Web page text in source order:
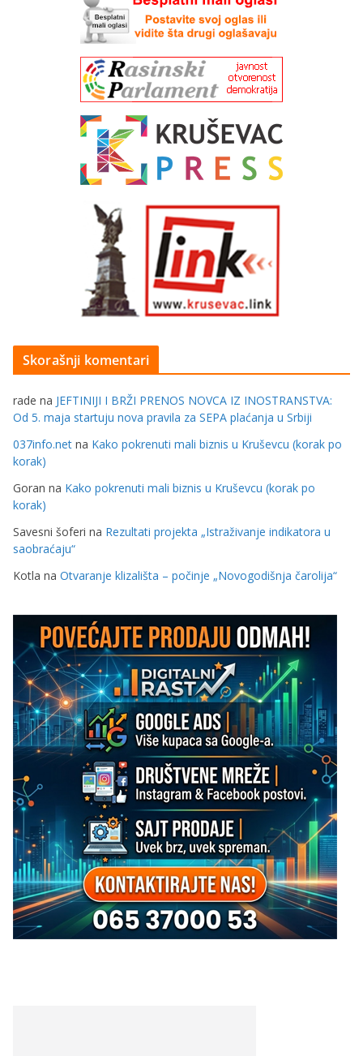
Skorašnji komentari
rade na JEFTINIJI I BRŽI PRENOS NOVCA IZ INOSTRANSTVA:
Od 5. maja startuju nova pravila za SEPA plaćanja u Srbiji
037info.net na Kako pokrenuti mali biznis u Kruševcu (korak po
korak)
Goran na Kako pokrenuti mali biznis u Kruševcu (korak po
korak)
Savesni šoferi na Rezultati projekta „Istraživanje indikatora u
saobraćaju“
Kotla na Otvaranje klizališta – počinje „Novogodišnja čarolija“